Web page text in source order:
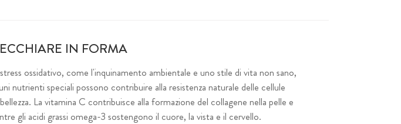
IN FORMA
ossidativo, come l'inquinamento ambientale e uno stile di vita non sano,
nutrienti speciali possono contribuire alla resistenza naturale delle cellule
La vitamina C contribuisce alla formazione del collagene nella pelle e
gli acidi grassi omega-3 sostengono il cuore, la vista e il cervello.